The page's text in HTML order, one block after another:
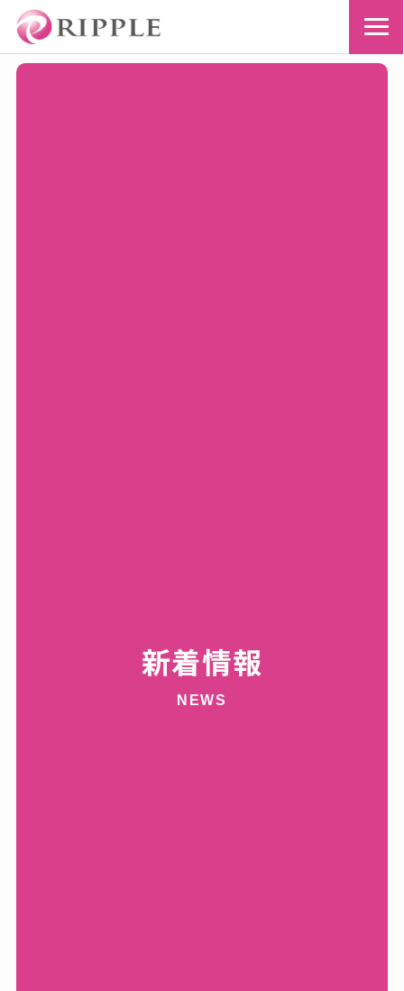
新着情報
NEWS